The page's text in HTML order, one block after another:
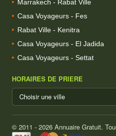
Marrakech - Rabat Ville
Casa Voyageurs - Fes
Rabat Ville - Kenitra
Casa Voyageurs - El Jadida
Casa Voyageurs - Settat
HORAIRES DE PRIERE
© 2011 - 2026 Annuaire Gratuit.